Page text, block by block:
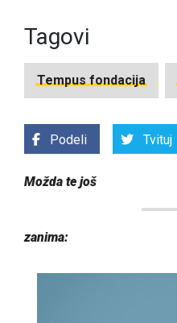
Tagovi
Tempus fondacija
Podeli Tvituj
Možda te još
zanima: